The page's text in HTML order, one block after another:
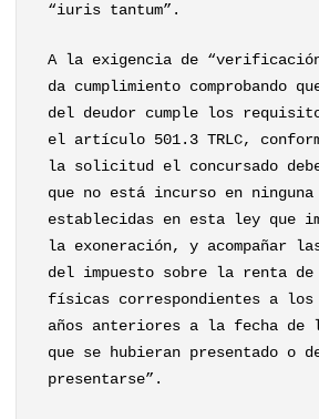
“iuris tantum”.
A la exigencia de
da cumplimiento comprobando
del deudor cumple los
el artículo 501.3 TRLC,
la solicitud el concursado
que no está incurso en
establecidas en esta ley que
la exoneración, y acompañar
del impuesto sobre la renta de
físicas correspondientes a
años anteriores a la fecha
que se hubieran presentado o
presentarse”.